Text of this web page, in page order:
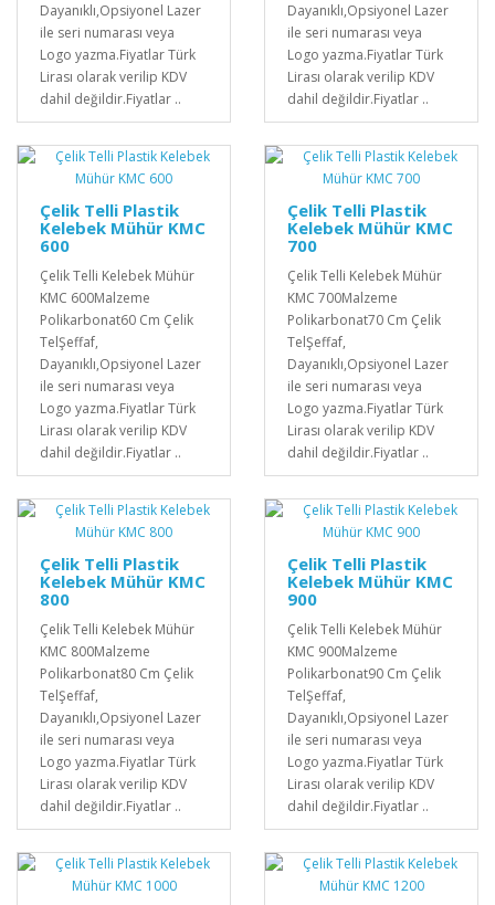
Dayanıklı,Opsiyonel Lazer
ile seri numarası veya
Logo yazma.Fiyatlar Türk
Lirası olarak verilip KDV
dahil değildir.Fiyatlar ..
Dayanıklı,Opsiyonel Lazer
ile seri numarası veya
Logo yazma.Fiyatlar Türk
Lirası olarak verilip KDV
dahil değildir.Fiyatlar ..
Çelik Telli Plastik
Kelebek Mühür KMC
600
Çelik Telli Kelebek Mühür
KMC 600Malzeme
Polikarbonat60 Cm Çelik
TelŞeffaf,
Dayanıklı,Opsiyonel Lazer
ile seri numarası veya
Logo yazma.Fiyatlar Türk
Lirası olarak verilip KDV
dahil değildir.Fiyatlar ..
Çelik Telli Plastik
Kelebek Mühür KMC
700
Çelik Telli Kelebek Mühür
KMC 700Malzeme
Polikarbonat70 Cm Çelik
TelŞeffaf,
Dayanıklı,Opsiyonel Lazer
ile seri numarası veya
Logo yazma.Fiyatlar Türk
Lirası olarak verilip KDV
dahil değildir.Fiyatlar ..
Çelik Telli Plastik
Kelebek Mühür KMC
800
Çelik Telli Kelebek Mühür
KMC 800Malzeme
Polikarbonat80 Cm Çelik
TelŞeffaf,
Dayanıklı,Opsiyonel Lazer
ile seri numarası veya
Logo yazma.Fiyatlar Türk
Lirası olarak verilip KDV
dahil değildir.Fiyatlar ..
Çelik Telli Plastik
Kelebek Mühür KMC
900
Çelik Telli Kelebek Mühür
KMC 900Malzeme
Polikarbonat90 Cm Çelik
TelŞeffaf,
Dayanıklı,Opsiyonel Lazer
ile seri numarası veya
Logo yazma.Fiyatlar Türk
Lirası olarak verilip KDV
dahil değildir.Fiyatlar ..